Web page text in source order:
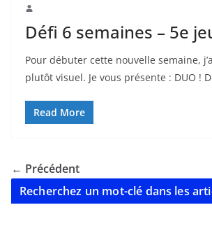
Défi 6 semaines – 5e
Pour débuter cette nouvelle semaine,
plutôt visuel. Je vous présente : DUO !
Read More
← Précédent
Recherchez un mot-clé dans les